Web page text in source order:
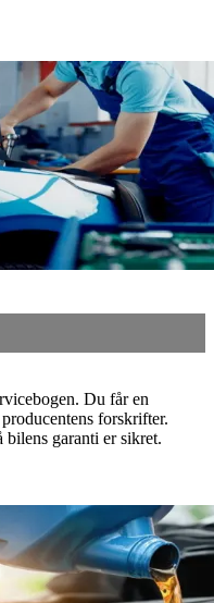
Du får en
forskrifter.
garanti er sikret.